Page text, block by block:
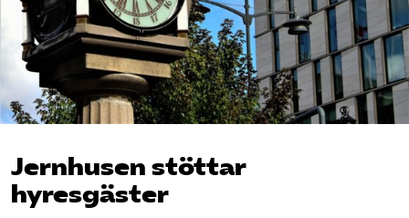
Mina sidor (almega.se)
Bli medlem
Sök på tagforetagen.se
Jernhusen stöttar
hyresgäster